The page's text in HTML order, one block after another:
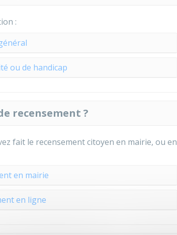
:
ou de handicap
recensement ?
fait le recensement citoyen en mairie, ou en
en mairie
en ligne